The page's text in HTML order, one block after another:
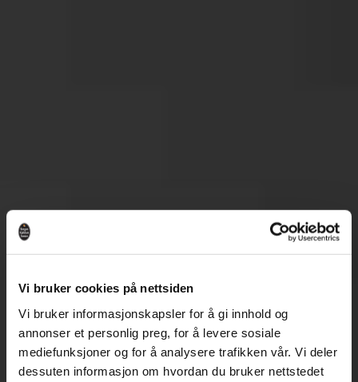
Vi bruker cookies på nettsiden
Vi bruker informasjonskapsler for å gi innhold og
annonser et personlig preg, for å levere sosiale
mediefunksjoner og for å analysere trafikken vår. Vi deler
dessuten informasjon om hvordan du bruker nettstedet